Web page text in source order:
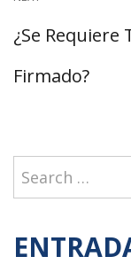
Next
post:
¿Se Requiere
Firmado?
Search